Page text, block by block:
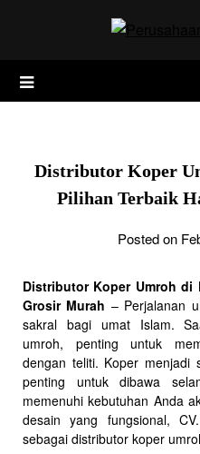
Distributor Koper
Pilihan Terbaik
Posted on
Distributor Koper Umroh di
Grosir Murah – Perjalanan
sakral bagi umat Islam.
umroh, penting untuk
dengan teliti. Koper menjadi
penting untuk dibawa
memenuhi kebutuhan Anda
desain yang fungsional,
sebagai distributor koper